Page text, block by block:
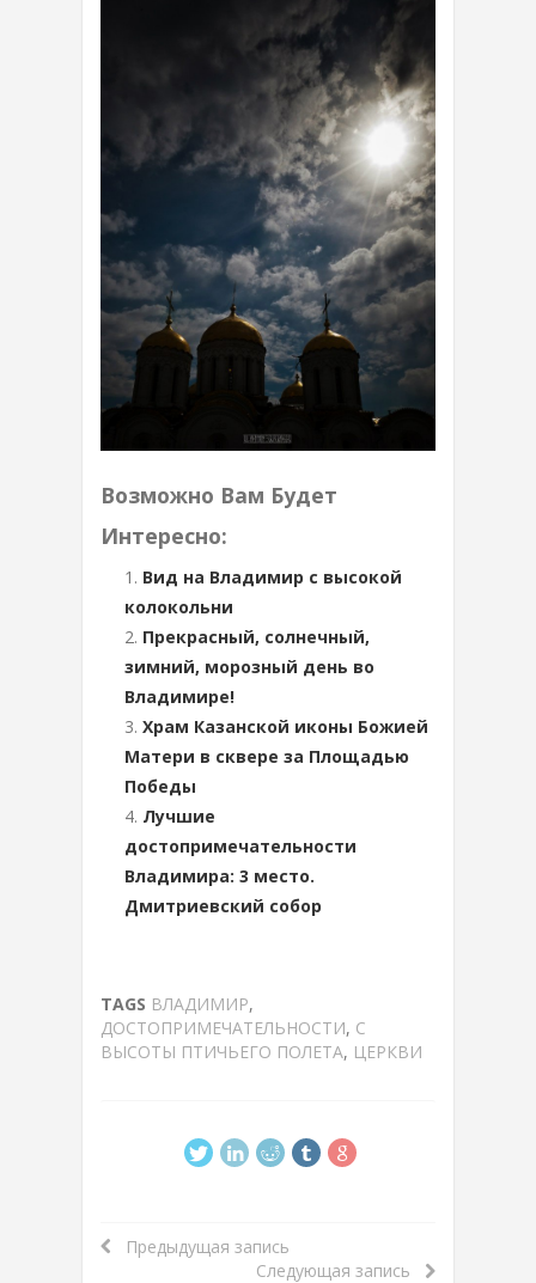
Возможно Вам Будет
Интересно:
Вид на Владимир с высокой
колокольни
Прекрасный, солнечный,
зимний, морозный день во
Владимире!
Храм Казанской иконы Божией
Матери в сквере за Площадью
Победы
Лучшие
достопримечательности
Владимира: 3 место.
Дмитриевский собор
TAGS ВЛАДИМИР,
ДОСТОПРИМЕЧАТЕЛЬНОСТИ, С
ВЫСОТЫ ПТИЧЬЕГО ПОЛЕТА, ЦЕРКВИ
Предыдущая запись
Следующая запись